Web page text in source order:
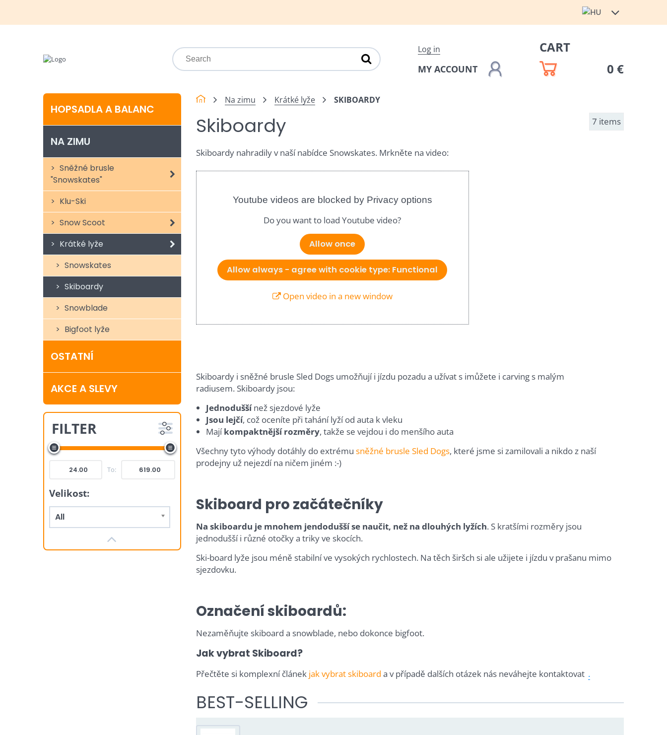
Log in
MY ACCOUNT
CART
0 €
HOPSADLA A BALANC
NA ZIMU
Sněžné brusle
"Snowskates"
Klu-Ski
Snow Scoot
Krátké lyže
Snowskates
Skiboardy
Snowblade
Bigfoot lyže
OSTATNÍ
AKCE A SLEVY
FILTER
To:
Velikost:
All
Na zimu Krátké lyže SKIBOARDY
Skiboardy 7 items
Skiboardy nahradily v naší nabídce Snowskates. Mrkněte na video:
Youtube videos are blocked by Privacy options
Do you want to load Youtube video?
Allow once
Allow always - agree with cookie type: Functional
Open video in a new window
Skiboardy i sněžné brusle Sled Dogs umožňují i jízdu pozadu a užívat s imůžete i carving s malým
radiusem. Skiboardy jsou:
Jednoduššínež sjezdové lyže
Jsou lejčí, což oceníte při tahání lyží od auta k vleku
Majíkompaktnější rozměry, takže se vejdou i do menšího auta
Všechny tyto výhody dotáhly do extrému sněžné brusle Sled Dogs, které jsme si zamilovali a nikdo z naší
prodejny už nejezdí na ničem jiném :-)
Skiboard pro začátečníky
Na skiboardu je mnohem jendodušší se naučit, než na dlouhých lyžích. S kratšími rozměry jsou
jednodušší i různé otočky a triky ve skocích.
Ski-board lyže jsou méně stabilní ve vysokých rychlostech. Na těch širšch si ale užijete i jízdu v prašanu mimo
sjezdovku.
Označení skiboardů:
Nezaměňujte skiboard a snowblade, nebo dokonce bigfoot.
Jak vybrat Skiboard?
Přečtěte si komplexní článek jak vybrat skiboard a v případě dalších otázek nás neváhejte kontaktovat .
BEST-SELLING